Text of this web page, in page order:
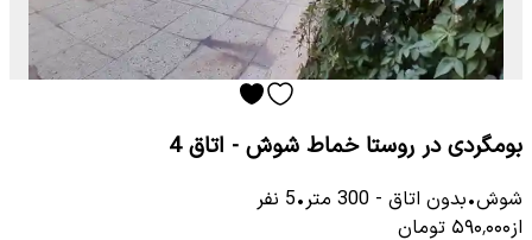
بومگردی در روستا خماط شوش - اتاق 4
شوش•بدون اتاق -
300 متر•
5 نفر
از۵۹۰٬۰۰۰ تومان